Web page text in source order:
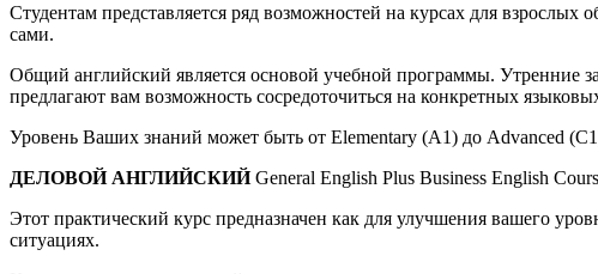
Студентам представляется ряд возможностей на курсах для
сами.
Общий английский является основой учебной программы. Утренние
предлагают вам возможность сосредоточиться на конкретных
Уровень Ваших знаний может быть от Elementary (A1) до Advanced
ДЕЛОВОЙ АНГЛИЙСКИЙGeneral English Plus Business English
Этот практический курс предназначен как для улучшения вашего
ситуациях.